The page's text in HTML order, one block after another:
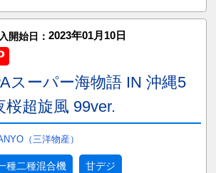
開始日： 2023年01月10日
スーパー海物語 IN 沖縄5
桜超旋風 99ver.
（三洋物産）
種二種混合機 甘デジ